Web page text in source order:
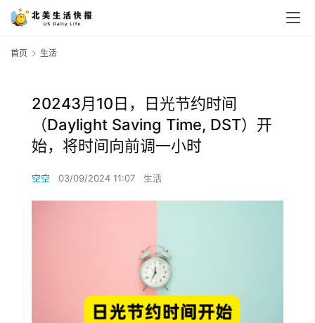
首页 生活
20243月10日，日光节约时间
（Daylight Saving Time, DST）开
始，将时间向前调一小时
空空 03/09/2024 11:07 生活